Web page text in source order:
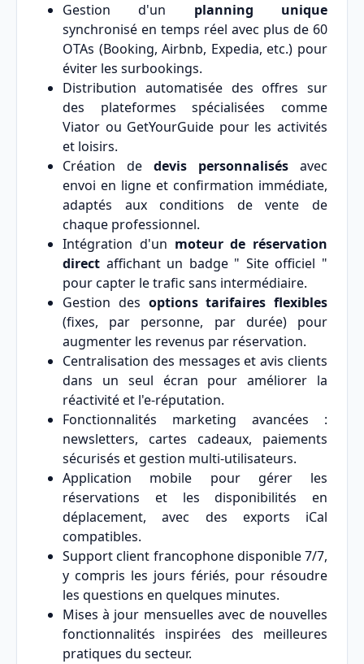
Gestion d'un planning unique
synchronisé en temps réel avec plus de 60
OTAs (Booking, Airbnb, Expedia, etc.) pour
éviter les surbookings.
Distribution automatisée des offres sur
des plateformes spécialisées comme
Viator ou GetYourGuide pour les activités
et loisirs.
Création de devis personnalisés avec
envoi en ligne et confirmation immédiate,
adaptés aux conditions de vente de
chaque professionnel.
Intégration d'un moteur de réservation
direct affichant un badge " Site officiel "
pour capter le trafic sans intermédiaire.
Gestion des options tarifaires flexibles
(fixes, par personne, par durée) pour
augmenter les revenus par réservation.
Centralisation des messages et avis clients
dans un seul écran pour améliorer la
réactivité et l'e-réputation.
Fonctionnalités marketing avancées :
newsletters, cartes cadeaux, paiements
sécurisés et gestion multi-utilisateurs.
Application mobile pour gérer les
réservations et les disponibilités en
déplacement, avec des exports iCal
compatibles.
Support client francophone disponible 7/7,
y compris les jours fériés, pour résoudre
les questions en quelques minutes.
Mises à jour mensuelles avec de nouvelles
fonctionnalités inspirées des meilleures
pratiques du secteur.